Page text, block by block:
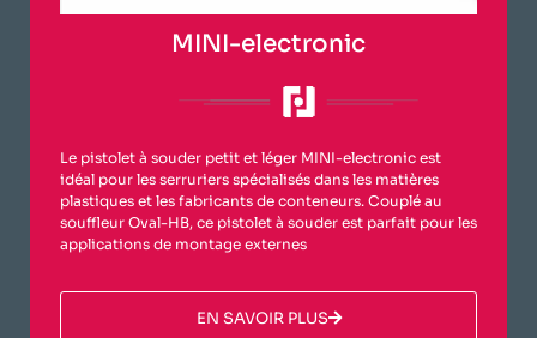
MINI-electronic
Le pistolet à souder petit et léger MINI-electronic est
idéal pour les serruriers spécialisés dans les matières
plastiques et les fabricants de conteneurs. Couplé au
souffleur Oval-HB, ce pistolet à souder est parfait pour les
applications de montage externes
​EN SAVOIR PLUS​